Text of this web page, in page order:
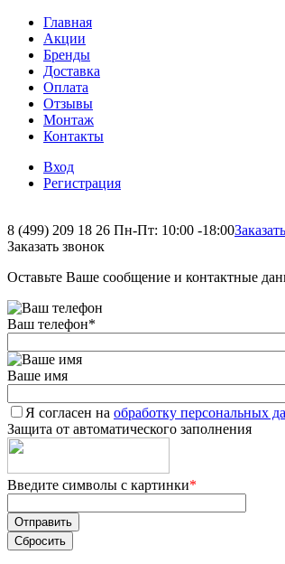
Главная
Акции
Бренды
Доставка
Оплата
Отзывы
Монтаж
Контакты
Вход
Регистрация
8 (499) 209 18 26 Пн-Пт: 10:00 -18:00
Заказать звонок
Оставьте Ваше сообщение и контактные
Ваш телефон*
Ваше имя
Я согласен на обработку персональных
Защита от автоматического заполнения
Введите символы с картинки*